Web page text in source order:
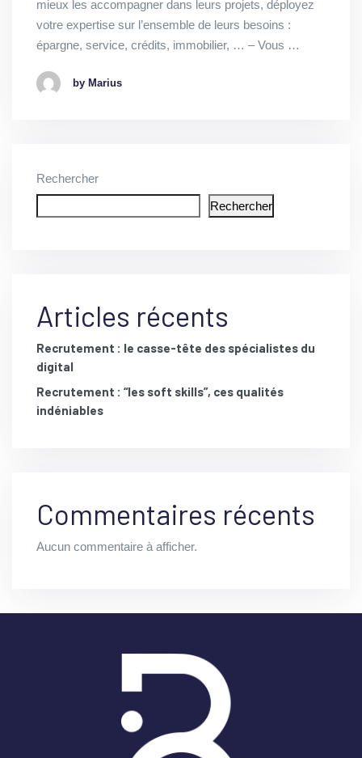
mieux les accompagner dans leurs projets, déployez
votre expertise sur l’ensemble de leurs besoins :
épargne, service, crédits, immobilier, … – Vous …
by Marius
Rechercher
Rechercher
Articles récents
Recrutement : le casse-tête des spécialistes du
digital
Recrutement : “les soft skills”, ces qualités
indéniables
Commentaires récents
Aucun commentaire à afficher.